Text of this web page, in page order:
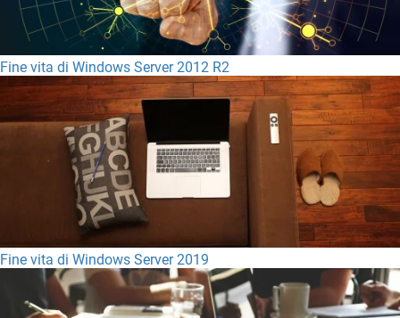
Fine vita di Windows Server 2012 R2
Fine vita di Windows Server 2019